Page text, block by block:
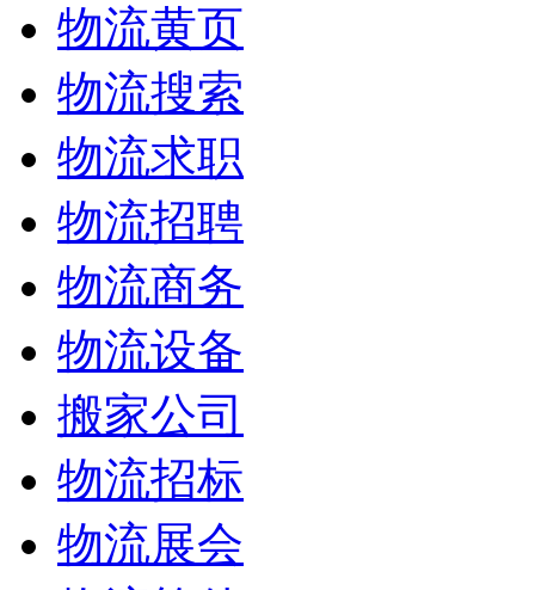
物流黄页
物流搜索
物流求职
物流招聘
物流商务
物流设备
搬家公司
物流招标
物流展会